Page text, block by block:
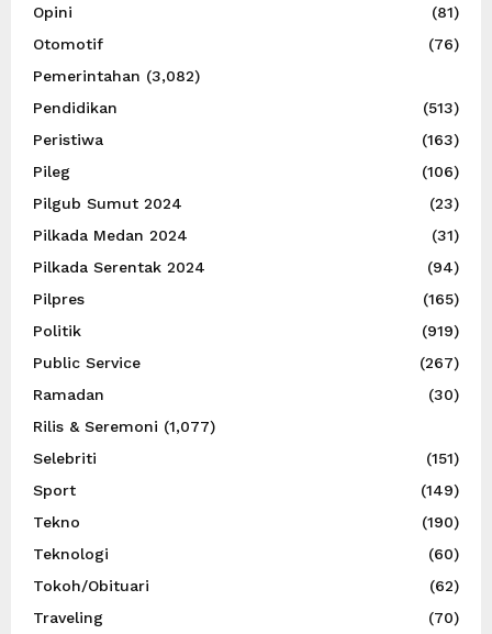
Opini
(81)
Otomotif
(76)
Pemerintahan (3,082)
Pendidikan
(513)
Peristiwa
(163)
Pileg
(106)
Pilgub Sumut 2024
(23)
Pilkada Medan 2024
(31)
Pilkada Serentak 2024
(94)
Pilpres
(165)
Politik
(919)
Public Service
(267)
Ramadan
(30)
Rilis & Seremoni (1,077)
Selebriti
(151)
Sport
(149)
Tekno
(190)
Teknologi
(60)
Tokoh/Obituari
(62)
Traveling
(70)